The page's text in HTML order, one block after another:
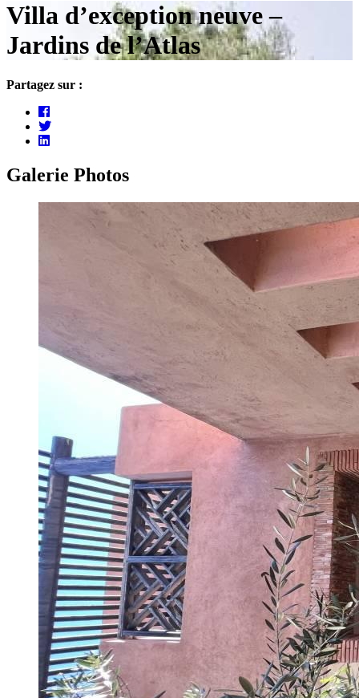
Villa d’exception neuve –
Jardins de l’Atlas
Partagez sur :
Galerie Photos